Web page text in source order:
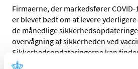
Firmaerne, der markedsfører COVID-
er blevet bedt om at levere
de månedlige
overvågning af sikkerheden ved
Sikkerhedsopdateringerne kan
Lægemiddelstyrelsens hjemmeside